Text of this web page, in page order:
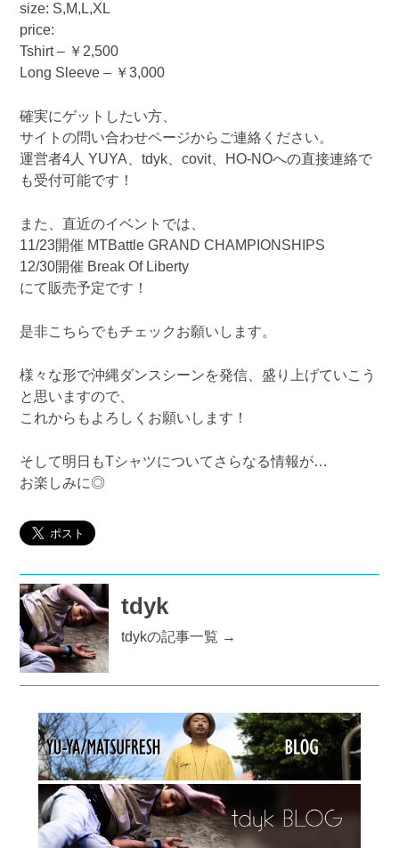
size: S,M,L,XL
price:
Tshirt – ￥2,500
Long Sleeve – ￥3,000
確実にゲットしたい方、
サイトの問い合わせページからご連絡ください。
運営者4人 YUYA、tdyk、covit、HO-NOへの直接連絡で
も受付可能です！
また、直近のイベントでは、
11/23開催 MTBattle GRAND CHAMPIONSHIPS
12/30開催 Break Of Liberty
にて販売予定です！
是非こちらでもチェックお願いします。
様々な形で沖縄ダンスシーンを発信、盛り上げていこう
と思いますので、
これからもよろしくお願いします！
そして明日もTシャツについてさらなる情報が…
お楽しみに◎
tdyk
tdykの記事一覧 →